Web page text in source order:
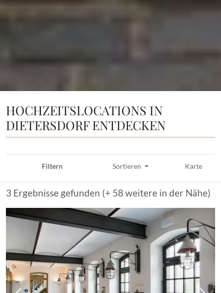
HOCHZEITSLOCATIONS IN
DIETERSDORF ENTDECKEN
Filtern Sortieren Karte
3 Ergebnisse gefunden (+ 58 weitere in der Nähe)